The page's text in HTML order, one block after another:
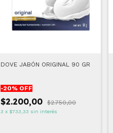
DOVE JABÓN ORIGINAL 90 GR
-20% OFF
$2.200,00 $2.750,00
3 x $733,33 sin interés